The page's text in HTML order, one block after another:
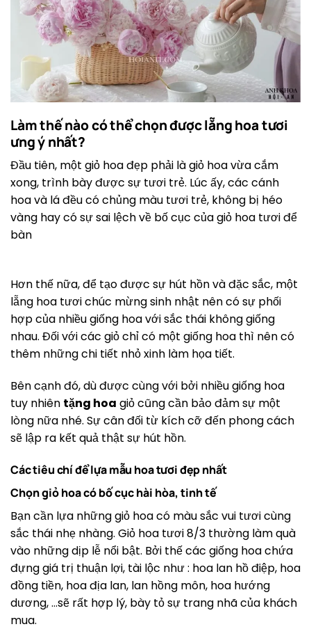
Làm thế nào có thể chọn được lẵng hoa tươi
ưng ý nhất?
Đầu tiên, một giỏ hoa đẹp phải là giỏ hoa vừa cắm
xong, trình bày được sự tươi trẻ. Lúc ấy, các cánh
hoa và lá đều có chủng màu tươi trẻ, không bị héo
vàng hay có sự sai lệch về bố cục của giỏ hoa tươi để
bàn
Hơn thế nữa, để tạo được sự hút hồn và đặc sắc, một
lẵng hoa tươi chúc mừng sinh nhật nên có sự phối
hợp của nhiều giống hoa với sắc thái không giống
nhau. Đối với các giỏ chỉ có một giống hoa thì nên có
thêm những chi tiết nhỏ xinh làm họa tiết.
Bên cạnh đó, dù được cùng với bởi nhiều giống hoa
tuy nhiên tặng hoa giỏ cũng cần bảo đảm sự một
lòng nữa nhé. Sự cân đối từ kích cỡ đến phong cách
sẽ lập ra kết quả thật sự hút hồn.
Các tiêu chí để lựa mẫu hoa tươi đẹp nhất
Chọn giỏ hoa có bố cục hài hòa, tinh tế
Bạn cần lựa những giỏ hoa có màu sắc vui tươi cùng
sắc thái nhẹ nhàng. Giỏ hoa tươi 8/3 thường làm quà
vào những dịp lễ nổi bật. Bởi thế các giống hoa chứa
đựng giá trị thuận lợi, tài lộc như : hoa lan hồ điệp, hoa
đồng tiền, hoa địa lan, lan hồng môn, hoa hướng
dương, …sẽ rất hợp lý, bày tỏ sự trang nhã của khách
mua.